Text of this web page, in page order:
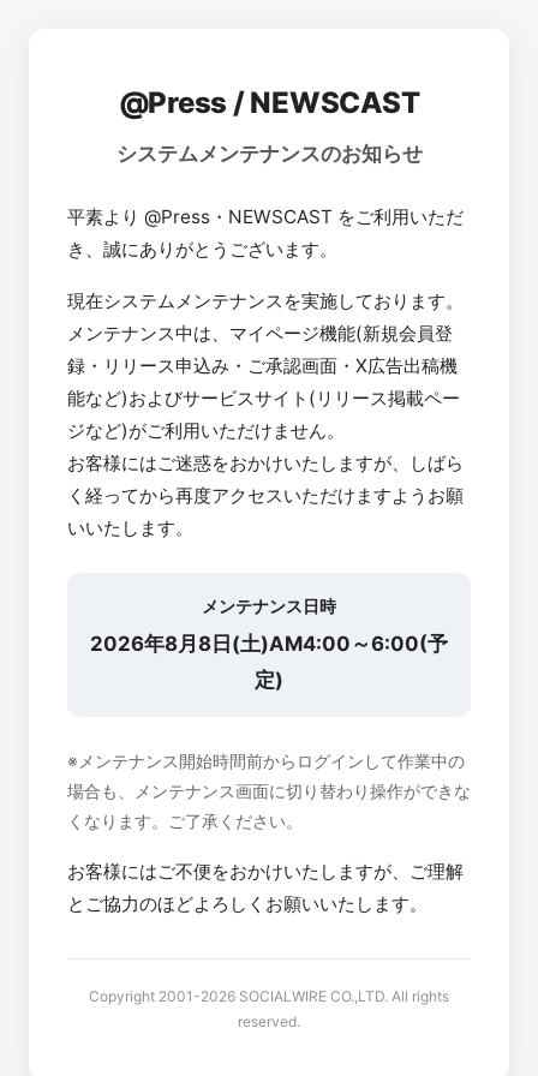
@Press / NEWSCAST
システムメンテナンスのお知らせ
平素より @Press・NEWSCAST をご利用いただ
き、誠にありがとうございます。
現在システムメンテナンスを実施しております。
メンテナンス中は、マイページ機能(新規会員登
録・リリース申込み・ご承認画面・X広告出稿機
能など)およびサービスサイト(リリース掲載ペー
ジなど)がご利用いただけません。
お客様にはご迷惑をおかけいたしますが、しばら
く経ってから再度アクセスいただけますようお願
いいたします。
メンテナンス日時
2026年8月8日(土)AM4:00～6:00(予
定)
※メンテナンス開始時間前からログインして作業中の
場合も、メンテナンス画面に切り替わり操作ができな
くなります。ご了承ください。
お客様にはご不便をおかけいたしますが、ご理解
とご協力のほどよろしくお願いいたします。
Copyright 2001-2026 SOCIALWIRE CO.,LTD. All rights
reserved.